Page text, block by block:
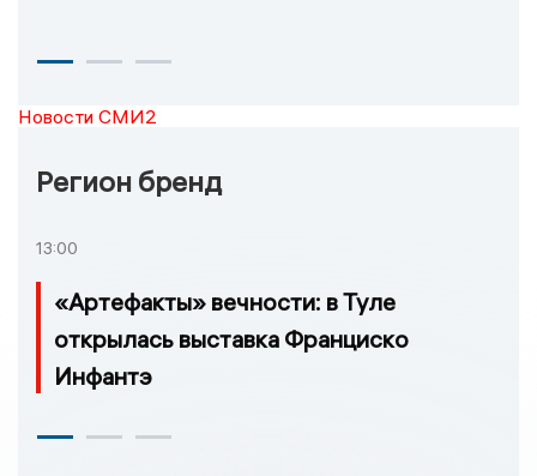
Новости СМИ2
Регион бренд
13:00
«Артефакты» вечности: в Туле
открылась выставка Франциско
Инфантэ